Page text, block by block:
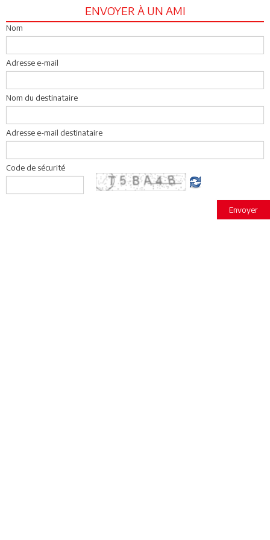
ENVOYER À UN AMI
Nom
Adresse e-mail
Nom du destinataire
Adresse e-mail destinataire
Code de sécurité
Envoyer